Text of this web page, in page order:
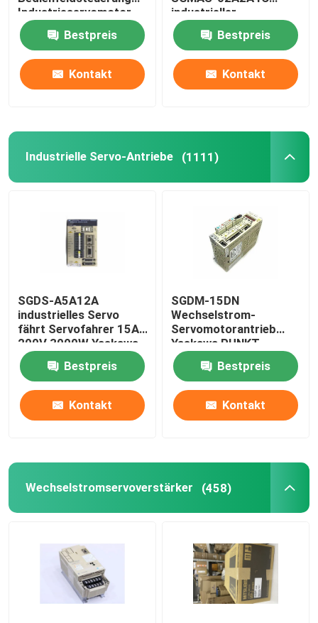
Industrieservomotor
Bestpreis
Kontakt
industrieller
Servomotor200w 200V
Bestpreis
Kontakt
Industrielle Servo-Antriebe (1111)
SGDS-A5A12A
industrielles Servo
fährt Servofahrer 15A
200V 3000W Yaskawa
Bestpreis
Kontakt
SGDM-15DN
Wechselstrom-
Servomotorantrieb
Yaskawa PUNKT
Servopack 0,5
Amperes 32Bestpreis
Kontakt
Wechselstromservoverstärker (458)